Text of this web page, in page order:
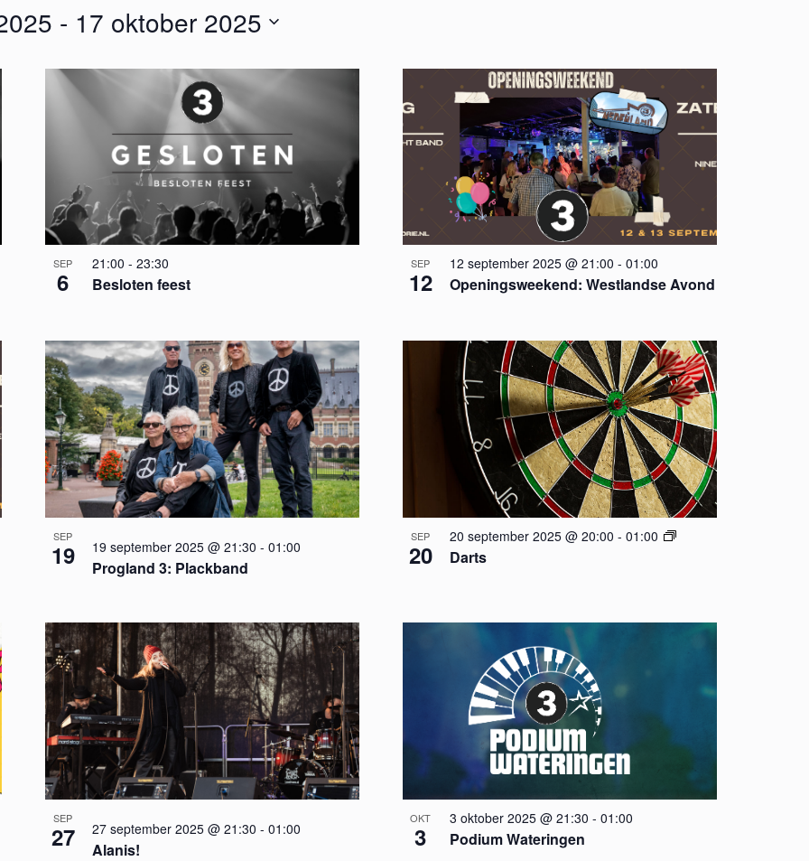
t
w
e
e
r
g
a
e
n
a
v
i
g
a
t
i
e
- 17 oktober 2025
SEP
6 Besloten feest
21:00 - 23:30 SEP
12 Openingsweekend: Westlandse Avond
12 september 2025 @ 21:00 - 01:00
SEP
19 Progland 3: Plackband
19 september 2025 @ 21:30 - 01:00
SEP
20 Darts
20 september 2025 @ 20:00 - 01:00
SEP
27 Alanis!
27 september 2025 @ 21:30 - 01:00
OKT
3 Podium Wateringen
3 oktober 2025 @ 21:30 - 01:00